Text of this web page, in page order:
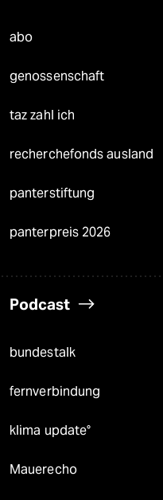
abo
genossenschaft
taz zahl ich
recherchefonds ausland
panterstiftung
panterpreis 2026
Podcast
bundestalk
fernverbindung
klima update°
Mauerecho